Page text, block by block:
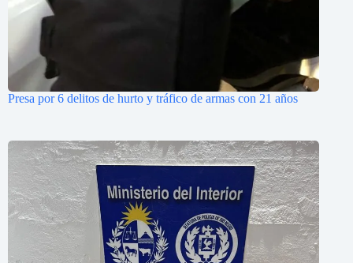
Presa por 6 delitos de hurto y tráfico de armas con 21 años